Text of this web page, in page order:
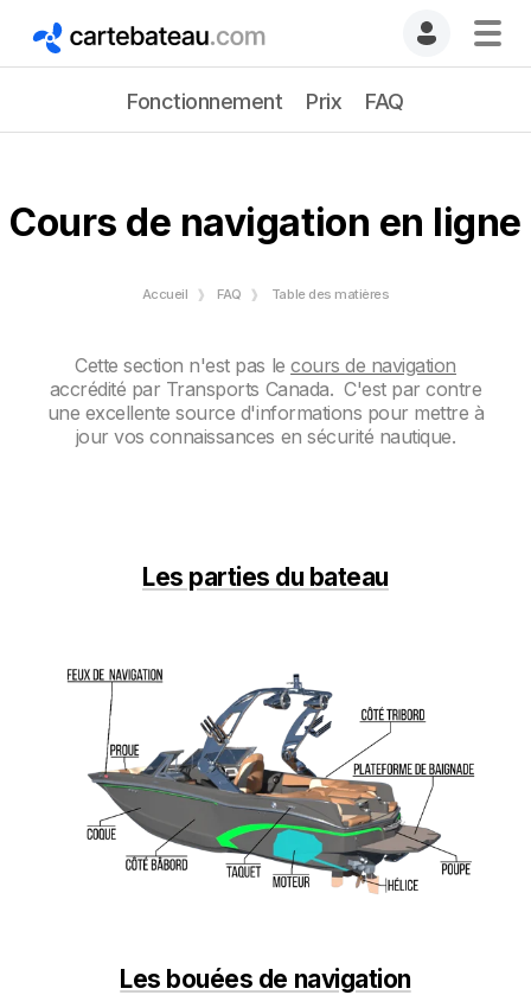
Fonctionnement Prix FAQ
Cours de navigation en ligne
Accueil FAQ Table des matières
Cette section n'est pas lecours de navigation
accrédité par Transports Canada. C'est par contre
une excellente source d'informations pour mettre à
jour vos connaissances en sécurité nautique.
Les parties du bateau
Les bouées de navigation